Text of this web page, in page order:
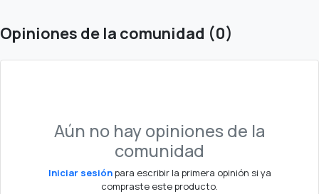
Opiniones de la comunidad (0)
Aún no hay opiniones de la
comunidad
Iniciar sesiónpara escribir la primera opinión si ya
compraste este producto.